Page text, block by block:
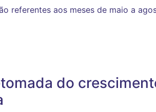
referentes aos meses de maio a
do